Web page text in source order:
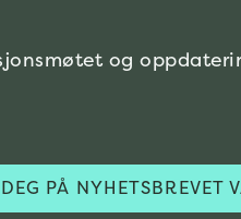
og
PÅ NYHETSBREVET